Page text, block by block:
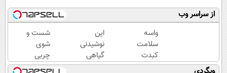
از سراسر وب
واسه
سلامت
کبدت
دمنوش
این
نوشیدنی
گیاهی
برای
شست و
شوی
چربی
های کبد